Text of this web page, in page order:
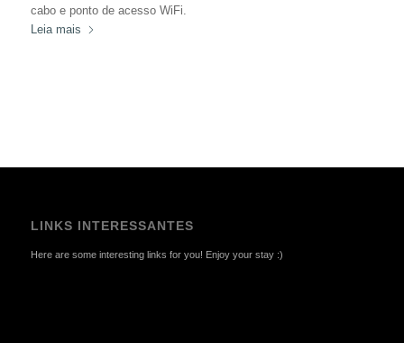
cabo e ponto de acesso WiFi.
Leia mais
LINKS INTERESSANTES
Here are some interesting links for you! Enjoy your stay :)